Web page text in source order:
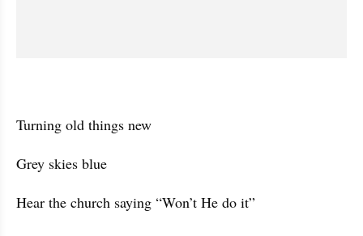
Turning old things new
Grey skies blue
Hear the church saying “Won’t He do it”